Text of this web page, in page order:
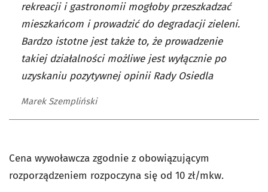
rekreacji i gastronomii mogłoby przeszkadzać
mieszkańcom i prowadzić do degradacji zieleni.
Bardzo istotne jest także to, że prowadzenie
takiej działalności możliwe jest wyłącznie po
uzyskaniu pozytywnej opinii Rady Osiedla
Marek Szempliński
Cena wywoławcza zgodnie z obowiązującym
rozporządzeniem rozpoczyna się od 10 zł/mkw.